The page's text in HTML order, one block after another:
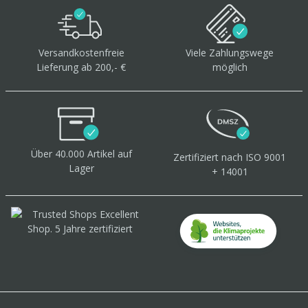
Versandkostenfreie
Lieferung ab 200,- €
Viele Zahlungswege
möglich
Über 40.000 Artikel auf
Lager
Zertifiziert nach ISO 9001
+ 14001